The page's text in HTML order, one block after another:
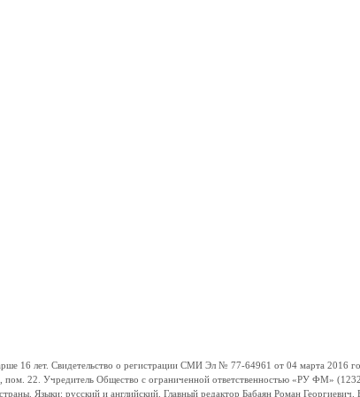
лет. Свидетельство о регистрации СМИ Эл № 77-64961 от 04 марта 2016
22. Учредитель Общество с ограниченной ответственностью «РУ ФМ»
Языки: русский и английский. Главный редактор Бабаян Роман